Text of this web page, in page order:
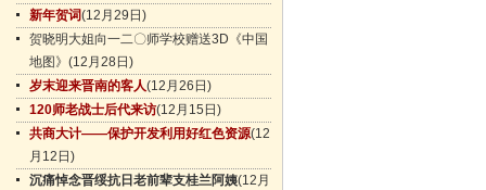
新年贺词(12月29日)
贺晓明大姐向一二〇师学校赠送3D《中国
地图》 (12月28日)
岁末迎来晋南的客人(12月26日)
120师老战士后代来访(12月15日)
共商大计——保护开发利用好红色资源(12
月12日)
沉痛悼念晋绥抗日老前辈支桂兰阿姨(12月